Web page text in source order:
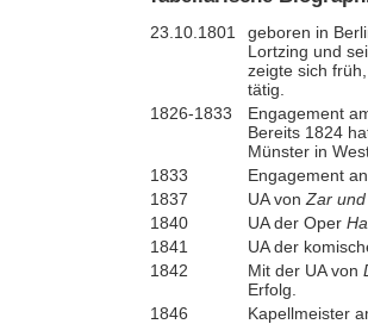
23.10.1801
geboren in
Lortzing und
zeigte sich
tätig.
1826-1833
Engagement
Bereits 1824
Münster in
1833
Engagement
1837
UA von Zar
1840
UA der Oper
1841
UA der
1842
Mit der UA von
Erfolg.
1846
Kapellmeister